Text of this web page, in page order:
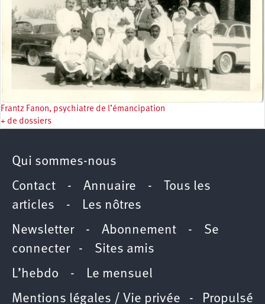
Frantz Fanon, psychiatre de l’émancipation
+ de dossiers
Qui sommes-nous
Contact - Annuaire -
Tous les
articles - Les nôtres
Newsletter- Abonnement - Se
connecter- Sites amis
L’hebdo - Le mensuel
Mentions légales / Vie privée - Propulsé